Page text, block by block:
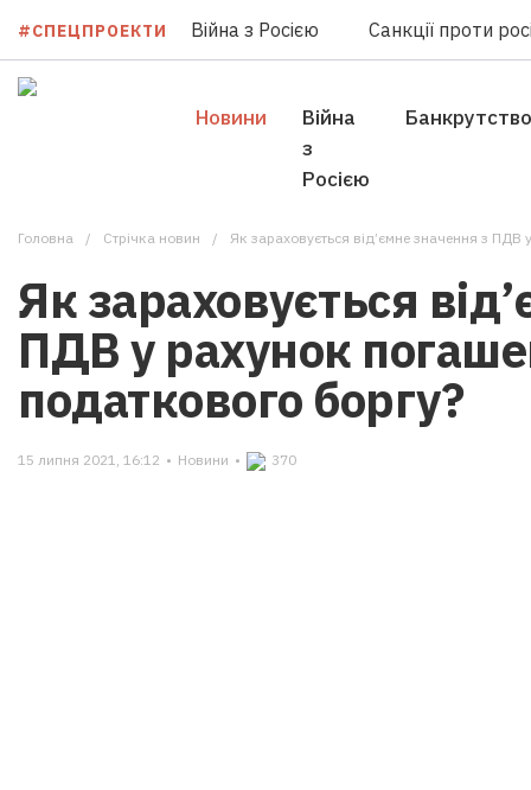
#СПЕЦПРОЕКТИ Війна з Росією Санкції проти
Новини
Війна
з
Росією
Банкрутство
Головна Стрічка новин Як зараховується від’ємне значення з
Як зараховується
ПДВ у рахунок
податкового боргу?
15 липня 2021, 16:12 • Новини • 370